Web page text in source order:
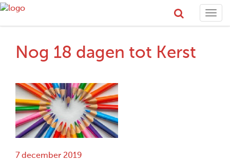
Nog 18 dagen tot Kerst
7 december 2019